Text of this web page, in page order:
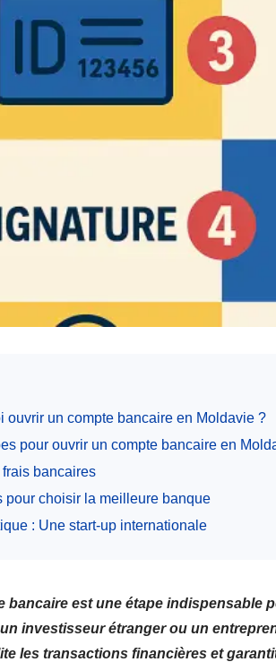
ouvrir un compte bancaire en Moldavie ?
pour ouvrir un compte bancaire en
bancaires
pour choisir la meilleure banque
: Une start-up internationale
bancaire est une étape indispensable
investisseur étranger ou un
les transactions financières et